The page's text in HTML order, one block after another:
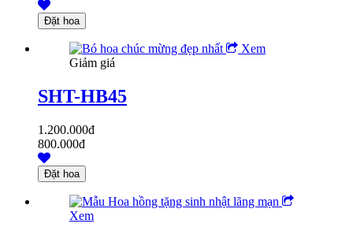
Xem
Giảm giá
SHT-HB45
1.200.000đ
800.000đ
Xem